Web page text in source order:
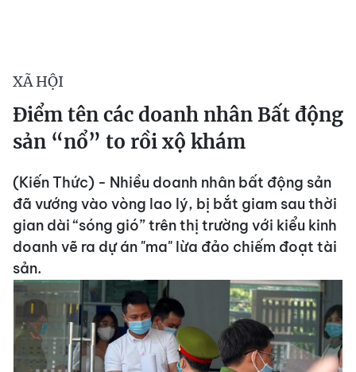
XÃ HỘI
Điểm tên các doanh nhân Bất động
sản “nổ” to rồi xộ khám
(Kiến Thức) - Nhiều doanh nhân bất động sản
đã vướng vào vòng lao lý, bị bắt giam sau thời
gian dài “sóng gió” trên thị trường với kiểu kinh
doanh vẽ ra dự án "ma" lừa đảo chiếm đoạt tài
sản.